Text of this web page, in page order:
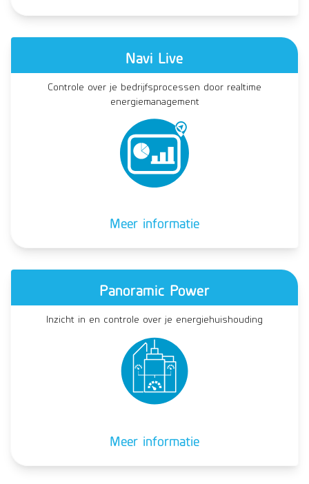
Navi Live
Controle over je bedrijfsprocessen door realtime
energiemanagement
Meer informatie
Panoramic Power
Inzicht in en controle over je energiehuishouding
Meer informatie